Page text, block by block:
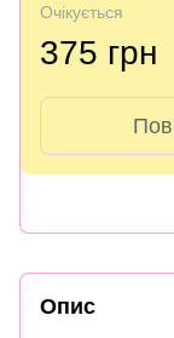
Очікується
375 грн
Опис